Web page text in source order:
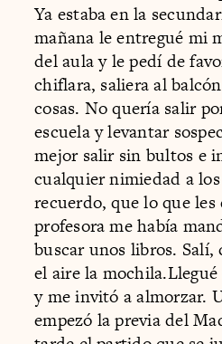
Ya estaba en la
mañana le entregué mi
del aula y le pedí de
chiflara, saliera al
cosas. No quería salir
escuela y levantar
mejor salir sin bultos e
cualquier nimiedad a
recuerdo, que lo que
profesora me había
buscar unos libros.
el aire la
y me invitó a almorzar.
empezó la previa del